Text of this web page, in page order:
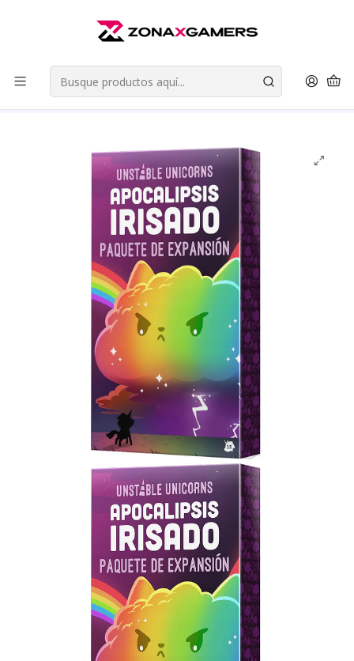
Retiros en Providencia
Leer más
Inicio Juegos de Mesa Juegos de Fiesta (Party Games)
Unstable Unicorns - Apocalipsis Irisado (Expansión) 2da
Edición